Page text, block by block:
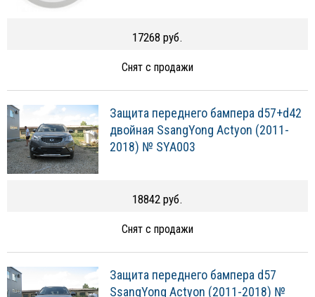
17268 руб.
Снят с продажи
Защита переднего бампера d57+d42
двойная SsangYong Actyon (2011-
2018) № SYA003
18842 руб.
Снят с продажи
Защита переднего бампера d57
SsangYong Actyon (2011-2018) №